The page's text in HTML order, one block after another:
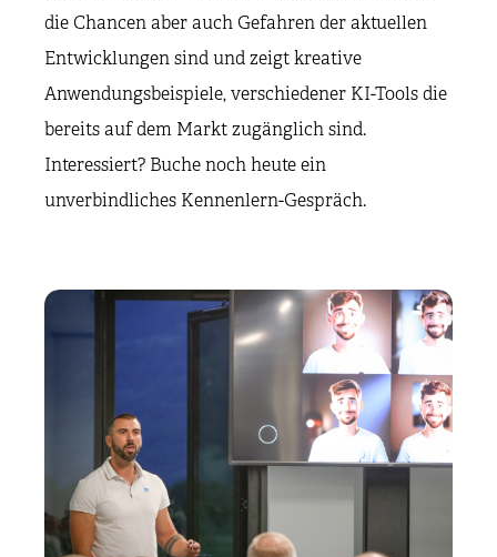
die Chancen aber auch Gefahren der aktuellen
Entwicklungen sind und zeigt kreative
Anwendungsbeispiele, verschiedener KI-Tools die
bereits auf dem Markt zugänglich sind.
Interessiert? Buche noch heute ein
unverbindliches Kennenlern-Gespräch.